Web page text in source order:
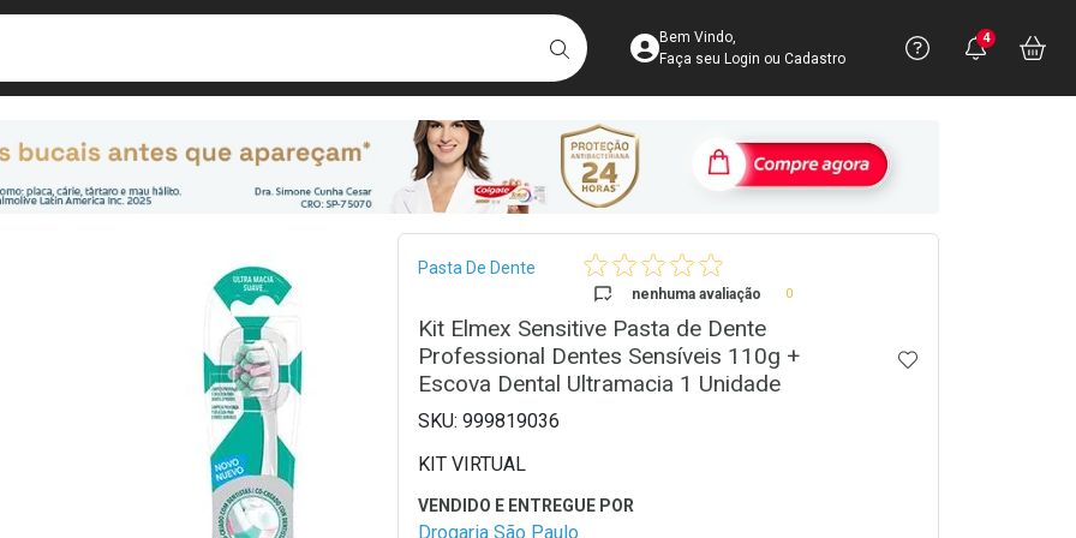
BUSCARAcesse sua Conta
Bem Vindo,
Faça seu Login ou Cadastro
Precisa
Ver Recursos
Você
4
Breadcrumb
Pasta De Dente
nenhuma avaliação 0
Kit Elmex Sensitive Pasta de Dente
Professional Dentes Sensíveis 110g +
Escova Dental Ultramacia 1 Unidade
ADICIONAR AOS
999819036
KIT VIRTUAL
Drogaria São Paulo